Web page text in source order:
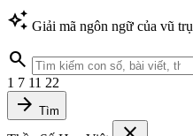
auto_awesome Giải mã ngôn ngữ của vũ trụ
search
1 7 11 22
arrow_forward Tìm